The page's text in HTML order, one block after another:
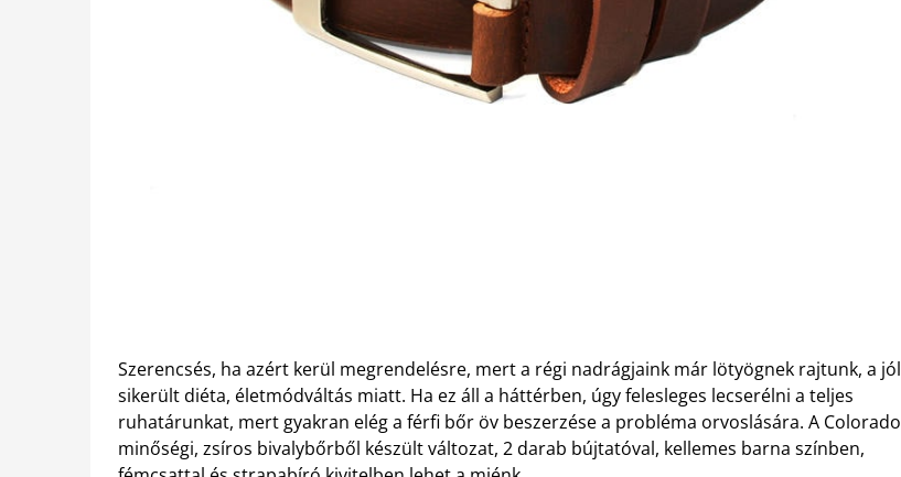
Szerencsés, ha azért kerül megrendelésre, mert a régi nadrágjaink már lötyögnek rajtunk, a jól
sikerült diéta, életmódváltás miatt. Ha ez áll a háttérben, úgy felesleges lecserélni a teljes
ruhatárunkat, mert gyakran elég a férfi bőr öv beszerzése a probléma orvoslására. A Colorado
minőségi, zsíros bivalybőrből készült változat, 2 darab bújtatóval, kellemes barna színben,